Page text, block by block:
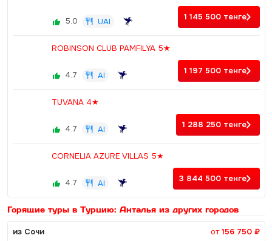
5.0 UAI 1 145 500 тенге
ROBINSON CLUB PAMFILYA 5★
4.7 AI 1 197 500 тенге
TUVANA 4★
4.7 AI 1 288 250 тенге
CORNELIA AZURE VILLAS 5★
4.7 AI 3 844 500 тенге
Горящие туры в Турцию: Анталья из других городов
из Сочи от 156 750 ₽